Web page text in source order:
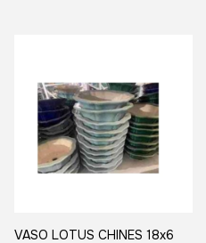
VASO LOTUS CHINES 18x6